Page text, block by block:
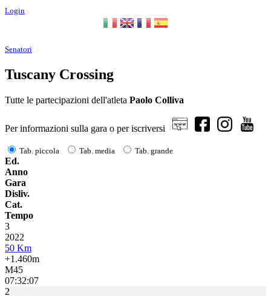
Login
Senatori
Tuscany Crossing
Tutte le partecipazioni dell'atleta Paolo Colliva
Per informazioni sulla gara o per iscriversi
Tab. piccola Tab. media Tab. grande
Ed.
Anno
Gara
Disliv.
Cat.
Tempo
3
2022
50 Km
+1.460m
M45
07:32:07
2